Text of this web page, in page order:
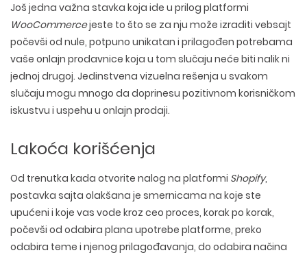
Još jedna važna stavka koja ide u prilog platformi
WooCommercejeste to što se za nju može izraditi vebsajt
počevši od nule, potpuno unikatan i prilagođen potrebama
vaše onlajn prodavnice koja u tom slučaju neće biti nalik ni
jednoj drugoj. Jedinstvena vizuelna rešenja u svakom
slučaju mogu mnogo da doprinesu pozitivnom korisničkom
iskustvu i uspehu u onlajn prodaji.
Lakoća korišćenja
Od trenutka kada otvorite nalog na platformi Shopify,
postavka sajta olakšana je smernicama na koje ste
upućeni i koje vas vode kroz ceo proces, korak po korak,
počevši od odabira plana upotrebe platforme, preko
odabira teme i njenog prilagođavanja, do odabira načina